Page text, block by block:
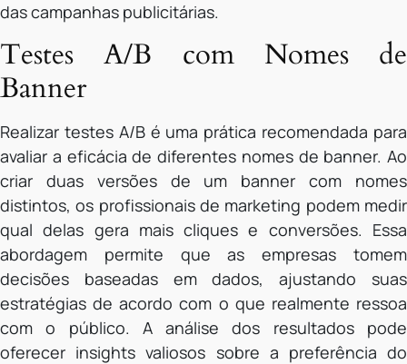
das campanhas publicitárias.
Testes A/B com Nomes de
Banner
Realizar testes A/B é uma prática recomendada para
avaliar a eficácia de diferentes nomes de banner. Ao
criar duas versões de um banner com nomes
distintos, os profissionais de marketing podem medir
qual delas gera mais cliques e conversões. Essa
abordagem permite que as empresas tomem
decisões baseadas em dados, ajustando suas
estratégias de acordo com o que realmente ressoa
com o público. A análise dos resultados pode
oferecer insights valiosos sobre a preferência do